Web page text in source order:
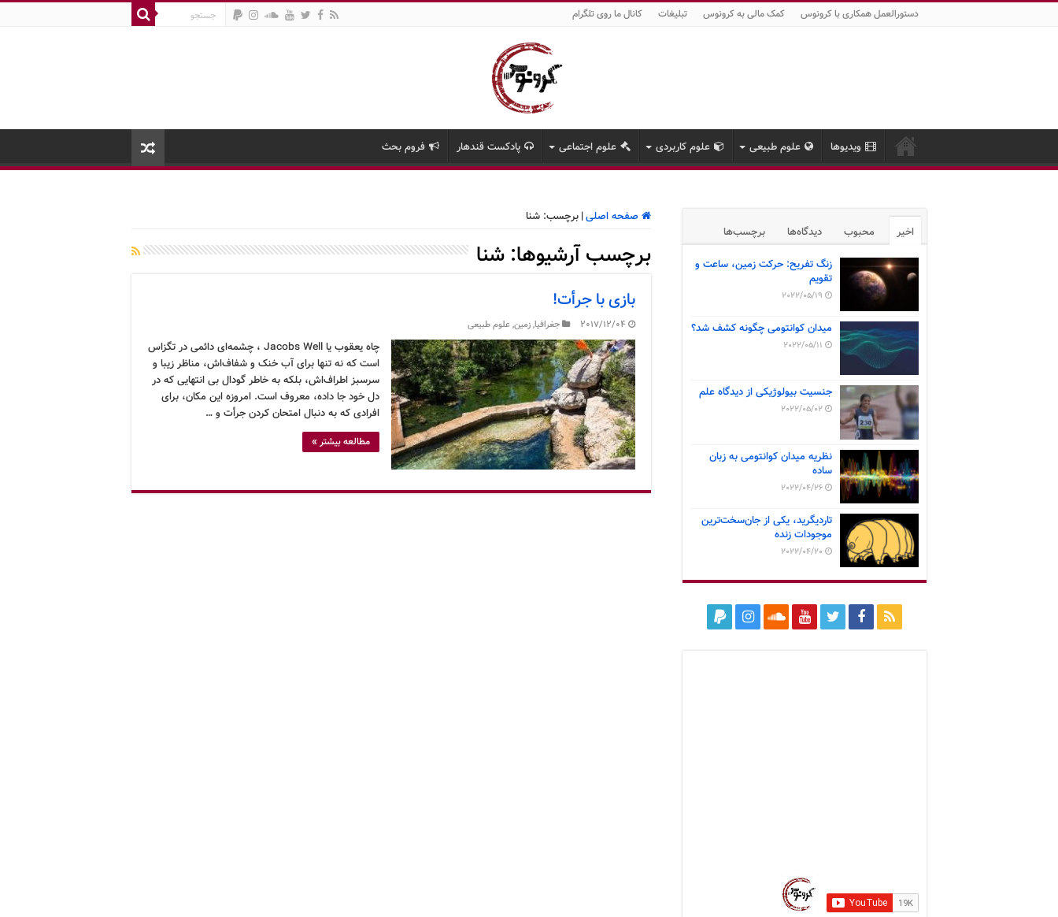
دستورالعمل همکاری با کرونوس کمک مالی به کرونوس تبلیغات کانال ما روی تلگرام
ویدیوها علوم طبیعی علوم کاربردی علوم اجتماعی پادکست قندهار فروم بحث
صفحه اصلی| برچسب: شنا
برچسب آرشیوها: شنا
بازی با جرأت!
2017/12/04 جغرافیا,زمین,علوم طبیعی
چاه یعقوب یا Jacobs Well ، چشمه‌ای دائمی در تگزاس
است که نه تنها برای آب خنک و شفاف‌اش، مناظر زیبا و
سرسبز اطراف‌اش، بلکه به خاطر گودال بی انتهایی که در
دل خود جا داده، معروف است. امروزه این مکان، برای
افرادی که به دنبال امتحان کردن جرأت و …
مطالعه بیشتر »
اخیر محبوب دیدگاه‌ها برچسب‌ها
زنگ تفریح: حرکت زمین، ساعت و
تقویم
2022/05/19
میدان کوانتومی چگونه کشف شد؟
2022/05/11
جنسیت بیولوژیکی از دیدگاه علم
2022/05/02
نظریه میدان کوانتومی به زبان
ساده
2022/04/26
تاردیگرید، یکی از جان‌سخت‌ترین
موجودات زنده
2022/04/20